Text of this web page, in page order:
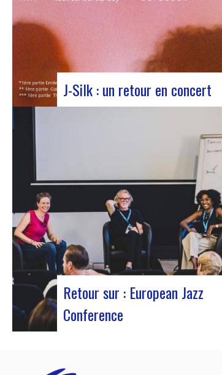
J-Silk : un retour en concert
PalmerLe retour sur scène de J-Silk
s’annonce comme un moment charnière
pour les amateurs de Nu Soul et de
sonorités novatrices. Avec une série de
concerts captivants en perspective, cette
tournée s’annonce comme un chapitre
excitant pour le…
Retour sur : European Jazz
Conference